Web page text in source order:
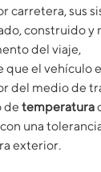
carretera, sus
construido y
del viaje,
el vehículo
del medio de
de temperatura
una
exterior.